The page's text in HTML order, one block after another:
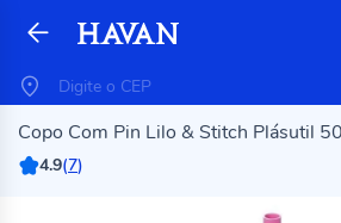
Copo Com Pin Lilo & Stitch Plásutil
4.9(7)